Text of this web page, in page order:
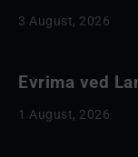
3 August, 2026
Evrima ved
1 August, 2026